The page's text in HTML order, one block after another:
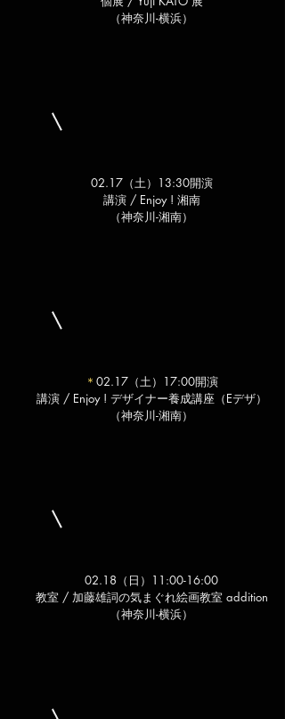
（神奈川-横浜）
02.17（土）13:30開演
講演 / Enjoy ! 湘南
（神奈川-湘南）
＊ 02.17（土）17:00開演
講演 / Enjoy ! デザイナー養成講座（Eデザ）
（神奈川-湘南）
02.18（日）11:00-16:00
教室 / 加藤雄詞の気まぐれ絵画教室 addition
（神奈川-横浜）